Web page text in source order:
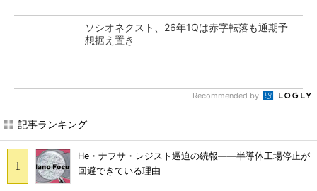
ソシオネクスト、26年1Qは赤字転落も通期予
想据え置き
Recommended by
記事ランキング
He・ナフサ・レジスト逼迫の続報――半導体工場停止が
回避できている理由